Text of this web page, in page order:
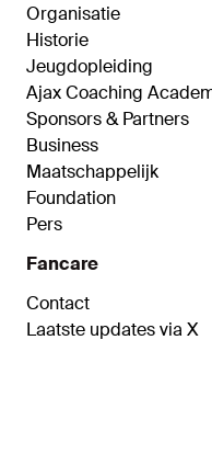
Organisatie
Historie
Jeugdopleiding
Ajax Coaching
Sponsors & Partners
Business
Maatschappelijk
Foundation
Pers
Fancare
Contact
Laatste updates via X